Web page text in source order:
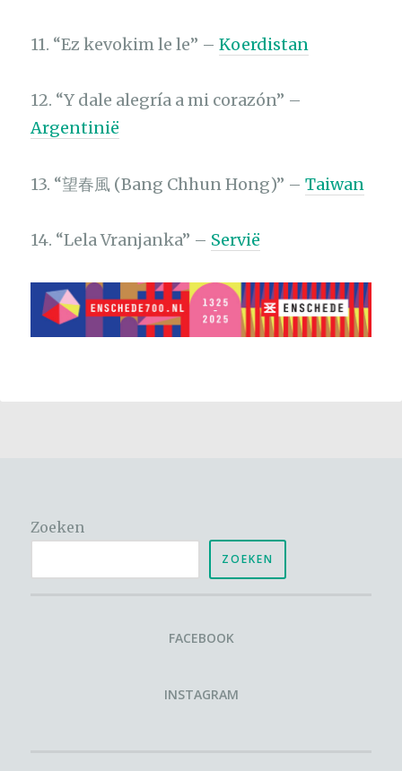
11. “Ez kevokim le le” –Koerdistan
12. “Y dale alegría a mi corazón” –
Argentinië
13. “望春風 (Bang Chhun Hong)” –Taiwan
14. “Lela Vranjanka” – Servië
Zoeken
ZOEKEN
FACEBOOK
INSTAGRAM